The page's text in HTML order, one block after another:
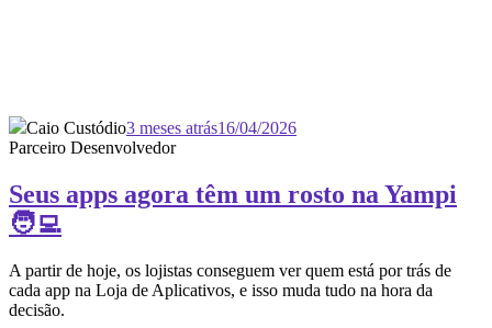
Caio Custódio3 meses atrás16/04/2026
Parceiro Desenvolvedor
Seus apps agora têm um rosto na Yampi
🧑‍💻
A partir de hoje, os lojistas conseguem ver quem está por trás de
cada app na Loja de Aplicativos, e isso muda tudo na hora da
decisão.